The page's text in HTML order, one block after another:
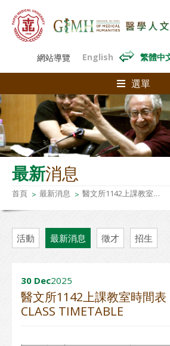
網站導覽 English 繁體中
選單
最新消息
首頁 最新消息 醫文所1142上課教室時間表 114-2 GIMH CLASS TIMETABLE
活動 最新消息 徵才 招生
30 Dec2025
醫文所1142上課教室時間
CLASS TIMETABLE